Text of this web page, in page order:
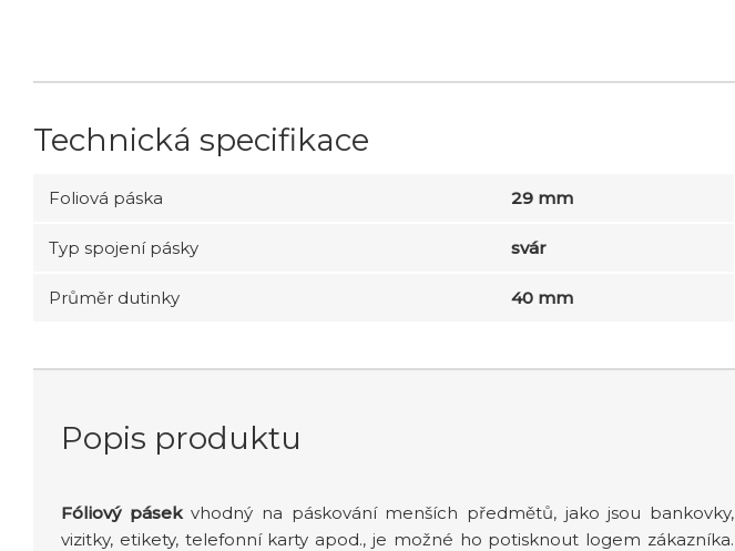
Technická specifikace
Foliová páska 29 mm
Typ spojení pásky svár
Průměr dutinky 40 mm
Popis produktu
Fóliový pásekvhodný na páskování menších předmětů, jako jsou bankovky,
vizitky, etikety, telefonní karty apod., je možné ho potisknout logem zákazníka.